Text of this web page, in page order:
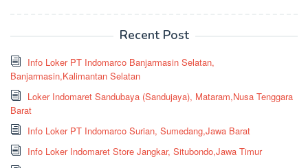
Recent Post
Info Loker PT Indomarco Banjarmasin Selatan,
Banjarmasin,Kalimantan Selatan
Loker Indomaret Sandubaya (Sandujaya), Mataram,Nusa Tenggara
Barat
Info Loker PT Indomarco Surian, Sumedang,Jawa Barat
Info Loker Indomaret Store Jangkar, Situbondo,Jawa Timur